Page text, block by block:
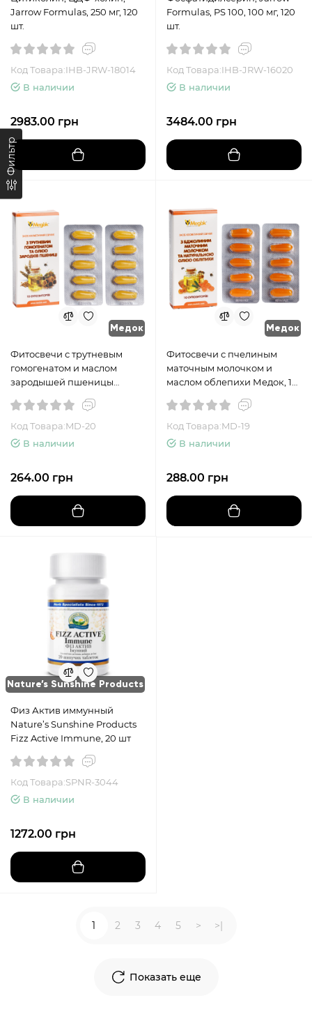
Фильтр
Jarrow Formulas, 250 мг, 120
шт.
Код Товара:IHB-JRW-18014
В наличии
2983.00 грн
Formulas, PS 100, 100 мг, 120
шт.
Код Товара:IHB-JRW-16020
В наличии
3484.00 грн
Медок
Фитосвечи с трутневым
гомогенатом и маслом
зародышей пшеницы
Код Товара:MD-20
В наличии
264.00 грн
Медок
Фитосвечи с пчелиным
маточным молочком и
маслом облепихи Медок, 1
Код Товара:MD-19
В наличии
288.00 грн
Nature’s Sunshine Products
Физ Актив иммунный
Nature’s Sunshine Products
Fizz Active Immune, 20 шт
Код Товара:SPNR-3044
В наличии
1272.00 грн
Показать еще
1 2 3 4 5 > >|